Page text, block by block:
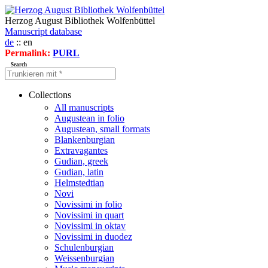
Herzog August Bibliothek Wolfenbüttel
Manuscript database
de :: en
Permalink: PURL
Search
Collections
All manuscripts
Augustean in folio
Augustean, small formats
Blankenburgian
Extravagantes
Gudian, greek
Gudian, latin
Helmstedtian
Novi
Novissimi in folio
Novissimi in quart
Novissimi in oktav
Novissimi in duodez
Schulenburgian
Weissenburgian